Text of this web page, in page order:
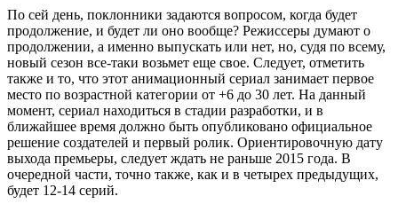
По сей день, поклонники задаются вопросом, когда будет
продолжение, и будет ли оно вообще? Режиссеры думают о
продолжении, а именно выпускать или нет, но, судя по всему,
новый сезон все-таки возьмет еще свое. Следует, отметить
также и то, что этот анимационный сериал занимает первое
место по возрастной категории от +6 до 30 лет. На данный
момент, сериал находиться в стадии разработки, и в
ближайшее время должно быть опубликовано официальное
решение создателей и первый ролик. Ориентировочную дату
выхода премьеры, следует ждать не раньше 2015 года. В
очередной части, точно также, как и в четырех предыдущих,
будет 12-14 серий.